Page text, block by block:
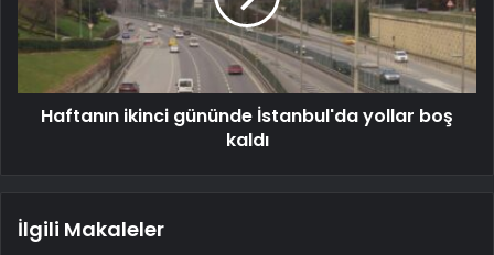
Haftanın ikinci gününde İstanbul'da yollar boş
kaldı
İlgili Makaleler